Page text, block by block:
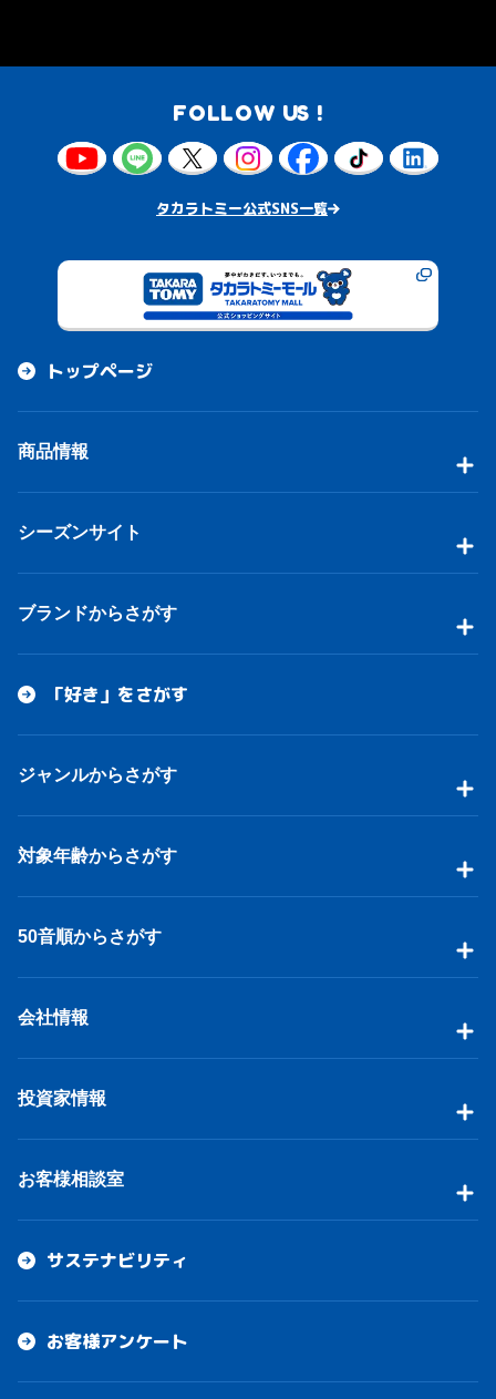
FOLLOW US !
タカラトミー公式SNS一覧
トップページ
商品情報
シーズンサイト
ブランドからさがす
「好き」をさがす
ジャンルからさがす
対象年齢からさがす
50音順からさがす
会社情報
投資家情報
お客様相談室
サステナビリティ
お客様アンケート